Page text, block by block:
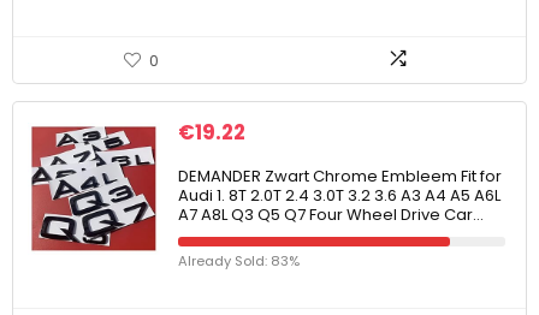
0
€19.22
DEMANDER Zwart Chrome Embleem Fit for
Audi 1. 8T 2.0T 2.4 3.0T 3.2 3.6 A3 A4 A5 A6L
A7 A8L Q3 Q5 Q7 Four Wheel Drive Car…
Already Sold: 83%